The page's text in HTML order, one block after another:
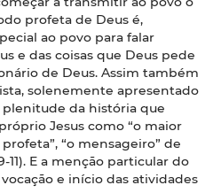
profeta de Deus é,
ao povo para falar
e das coisas que Deus pede
de Deus. Assim também
solenemente apresentado
da história que
Jesus como “o maior
“o mensageiro” de
11). E a menção particular do
e início das atividades